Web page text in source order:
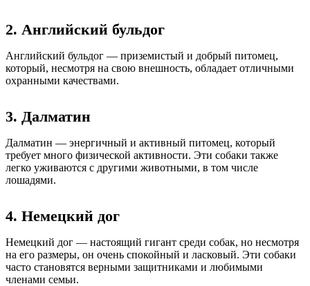
2. Английский бульдог
Английский бульдог — приземистый и добрый питомец,
который, несмотря на свою внешность, обладает отличными
охранными качествами.
3. Далматин
Далматин — энергичный и активный питомец, который
требует много физической активности. Эти собаки также
легко уживаются с другими животными, в том числе
лошадями.
4. Немецкий дог
Немецкий дог — настоящий гигант среди собак, но несмотря
на его размеры, он очень спокойный и ласковый. Эти собаки
часто становятся верными защитниками и любимыми
членами семьи.